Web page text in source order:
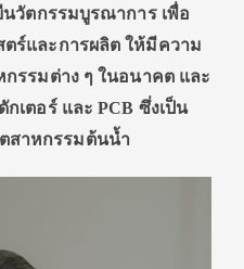
วัตกรรมบูรณาการ เพื่อ
ร์และการผลิต ให้มีความ
รรมต่าง ๆ ในอนาคต และ
เตอร์ และ PCB ซึ่งเป็น
สาหกรรมต้นน้ำ